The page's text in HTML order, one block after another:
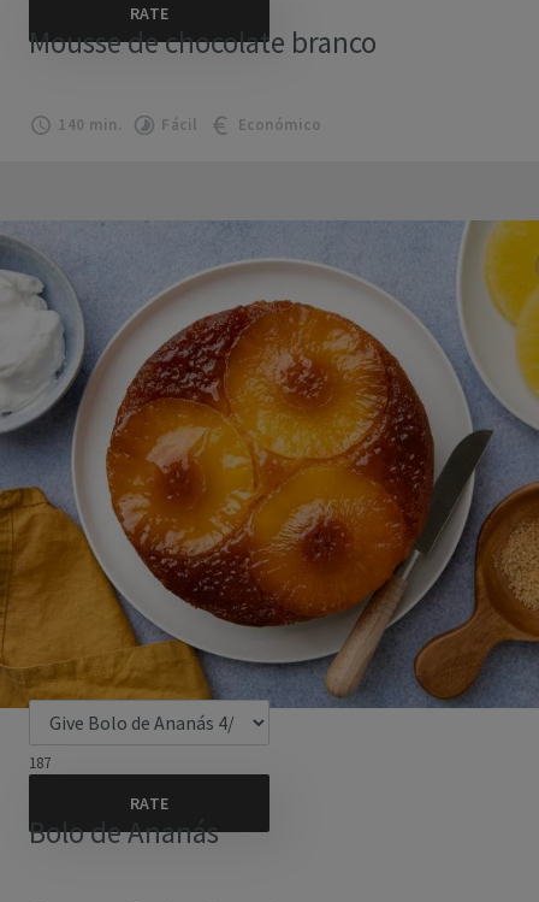
Mousse de chocolate branco
140 min. Fácil Económico
187
Bolo de Ananás